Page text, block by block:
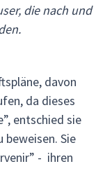
die nach und
davon
da dieses
entschied sie
beweisen. Sie
- ihren